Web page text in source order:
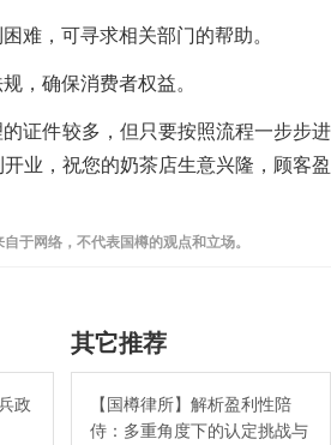
难，可寻求相关部门的帮助。
，确保消费者权益。
证件较多，但只要按照流程一步步进
业，祝您的奶茶店生意兴隆，顾客盈
于网络，不代表国樽的观点和立场。
政
其它推荐
【国樽律所】解析盈利性陪
侍：多重角度下的认定挑战与